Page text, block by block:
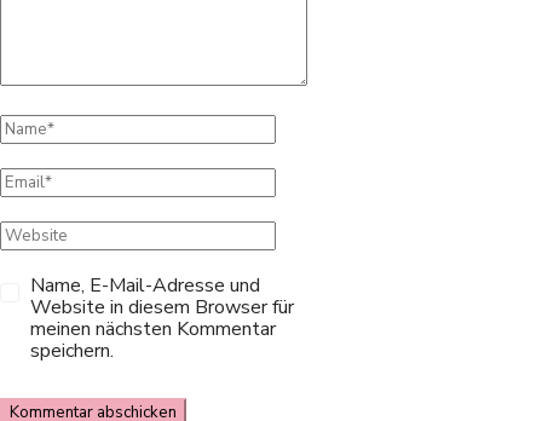
Name, E-Mail-Adresse und
Website in diesem Browser für
meinen nächsten Kommentar
speichern.